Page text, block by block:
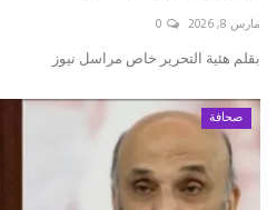
مارس 8, 2026 0
بقلم هئية التحرير خاص مراسل نيوز
صحافة